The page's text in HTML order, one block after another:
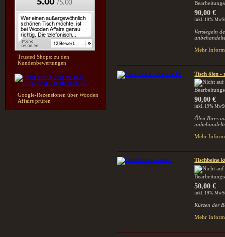
Trusted Shops: zu den
Kundenbewertungen
Google-Rezensionen über Wooden
Affairs prüfen
90,00 €
inkl. 19%
Versiegeln
Mehr
Tisch ölen -
90,00 €
inkl. 19%
Ölen Ihres
Mehr
Tischbeine
50,00 €
inkl. 19%
Kürzen der
Mehr